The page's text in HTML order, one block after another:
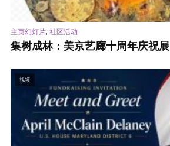
主页幻灯片, 社区活动
集树成林：美京艺廊十周年庆祝展
视频